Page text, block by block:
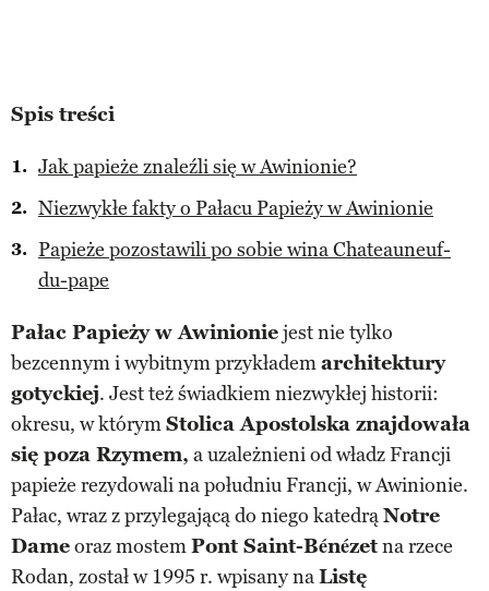
Spis treści
Jak papieże znaleźli się w Awinionie?
Niezwykłe fakty o Pałacu Papieży w Awinionie
Papieże pozostawili po sobie wina Chateauneuf-
du-pape
Pałac Papieży w Awinioniejest nie tylko
bezcennym i wybitnym przykłademarchitektury
gotyckiej. Jest też świadkiem niezwykłej historii:
okresu, w którymStolica Apostolska znajdowała
się poza Rzymem, a uzależnieni od władz Francji
papieże rezydowali na południu Francji, w Awinionie.
Pałac, wraz z przylegającą do niego katedrąNotre
Dameoraz mostemPont Saint-Bénézetna rzece
Rodan, został w 1995 r. wpisany naListę